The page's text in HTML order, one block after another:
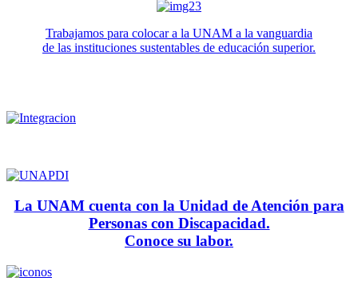
Trabajamos para colocar a la UNAM a la vanguardia
de las instituciones sustentables de educación superior.
La UNAM cuenta con la Unidad de Atención para
Personas con Discapacidad.
Conoce su labor.